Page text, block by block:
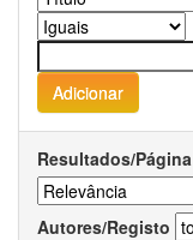
Resultados/Página
Autores/Registo